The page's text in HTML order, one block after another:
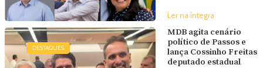
Ler na íntegra
DESTAQUES
MDB agita cenário
político de Passos e
lança Cossinho Freitas
deputado estadual